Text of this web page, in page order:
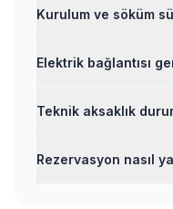
Kurulum ve söküm
Elektrik bağlantısı
Teknik aksaklık
Rezervasyon nasıl